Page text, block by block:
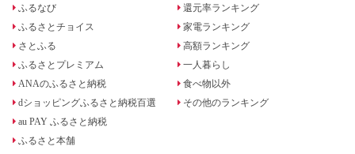
ふるなび
ふるさとチョイス
さとふる
ふるさとプレミアム
ANAのふるさと納税
dショッピングふるさと納税百選
au PAY ふるさと納税
ふるさと本舗
還元率ランキング
家電ランキング
高額ランキング
一人暮らし
食べ物以外
その他のランキング